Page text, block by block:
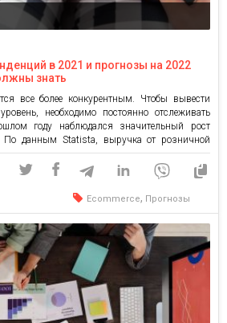
в 2021 и прогнозы на 2022
знать
все более конкурентным. Чтобы вывести
необходимо постоянно отслеживать
году наблюдался значительный рост
По данным Statista, выручка от розничной
к 2022 году, по прогнозам, достигнет 6,54
в Интернете являются одним из самых
во […]
Ecommerce, Прогнозы